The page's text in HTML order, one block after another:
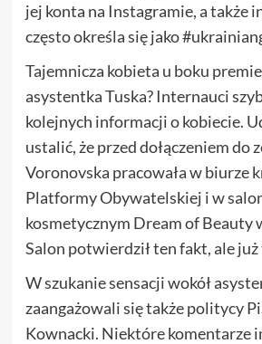
jej konta na Instagramie, a także
często określa się jako
Tajemnicza kobieta u boku
asystentka Tuska? Internauci
kolejnych informacji o kobiecie.
ustalić, że przed dołączeniem do
Voronovska pracowała w biurze
Platformy Obywatelskiej i w
kosmetycznym Dream of Beauty
Salon potwierdził ten fakt, ale
W szukanie sensacji wokół
zaangażowali się także politycy
Kownacki. Niektóre komentarze